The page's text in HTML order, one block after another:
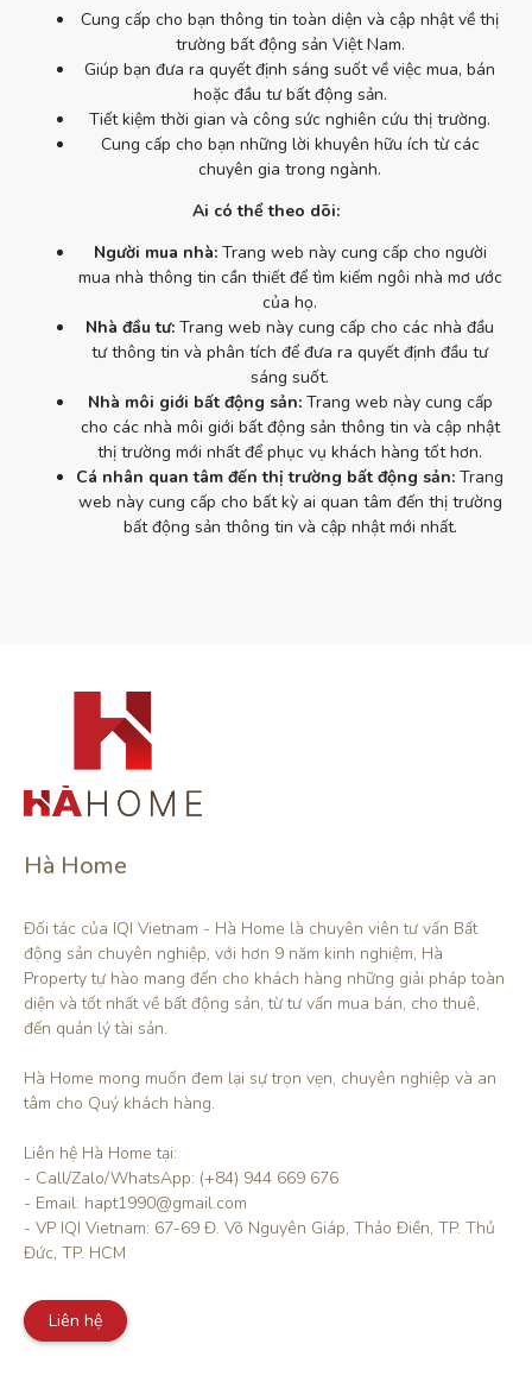
Cung cấp cho bạn thông tin toàn diện và cập nhật về thị
trường bất động sản Việt Nam.
Giúp bạn đưa ra quyết định sáng suốt về việc mua, bán
hoặc đầu tư bất động sản.
Tiết kiệm thời gian và công sức nghiên cứu thị trường.
Cung cấp cho bạn những lời khuyên hữu ích từ các
chuyên gia trong ngành.
Ai có thể theo dõi:
Người mua nhà:Trang web này cung cấp cho người
mua nhà thông tin cần thiết để tìm kiếm ngôi nhà mơ ước
của họ.
Nhà đầu tư: Trang web này cung cấp cho các nhà đầu
tư thông tin và phân tích để đưa ra quyết định đầu tư
sáng suốt.
Nhà môi giới bất động sản:Trang web này cung cấp
cho các nhà môi giới bất động sản thông tin và cập nhật
thị trường mới nhất để phục vụ khách hàng tốt hơn.
Cá nhân quan tâm đến thị trường bất động sản: Trang
web này cung cấp cho bất kỳ ai quan tâm đến thị trường
bất động sản thông tin và cập nhật mới nhất.
Hà Home
Đối tác của IQI Vietnam - Hà Home là chuyên viên tư vấn Bất
động sản chuyên nghiệp, với hơn 9 năm kinh nghiệm, Hà
Property tự hào mang đến cho khách hàng những giải pháp toàn
diện và tốt nhất về bất động sản, từ tư vấn mua bán, cho thuê,
đến quản lý tài sản.
Hà Home mong muốn đem lại sự trọn vẹn, chuyên nghiệp và an
tâm cho Quý khách hàng.
Liên hệ Hà Home tại:
- Call/Zalo/WhatsApp: (+84) 944 669 676
- Email: hapt1990@gmail.com
- VP IQI Vietnam: 67-69 Đ. Võ Nguyên Giáp, Thảo Điền, TP. Thủ
Đức, TP. HCM
Liên hệ